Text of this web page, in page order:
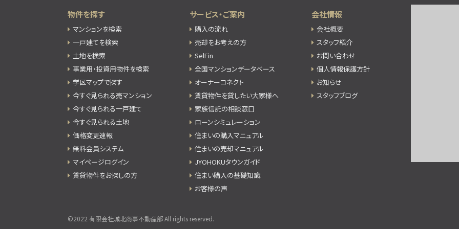
物件を探す
マンションを検索
一戸建てを検索
土地を検索
事業用・投資用物件を検索
学区マップで探す
今すぐ見られる売マンション
今すぐ見られる一戸建て
今すぐ見られる土地
価格変更速報
無料会員システム
マイページログイン
賃貸物件をお探しの方
サービス・ご案内
購入の流れ
売却をお考えの方
SelFin
全国マンションデータベース
オーナーコネクト
賃貸物件を貸したい大家様へ
家族信託の相談窓口
ローンシミュレーション
住まいの購入マニュアル
住まいの売却マニュアル
JYOHOKUタウンガイド
住まい購入の基礎知識
お客様の声
会社情報
会社概要
スタッフ紹介
お問い合わせ
個人情報保護方針
お知らせ
スタッフブログ
©2022 有限会社城北商事不動産部 All rights reserved.